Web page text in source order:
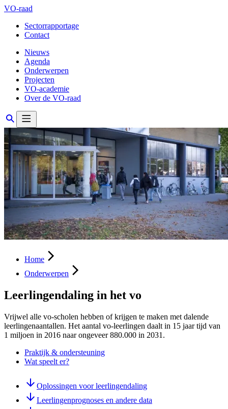
VO-raad
Sectorrapportage
Contact
Nieuws
Agenda
Onderwerpen
Projecten
VO-academie
Over de VO-raad
Home
Onderwerpen
Leerlingendaling in het vo
Vrijwel alle vo-scholen hebben of krijgen te maken met dalende
leerlingenaantallen. Het aantal vo-leerlingen daalt in 15 jaar tijd van
1 miljoen in 2016 naar ongeveer 880.000 in 2031.
Praktijk & ondersteuning
Wat speelt er?
Oplossingen voor leerlingendaling
Leerlingenprognoses en andere data